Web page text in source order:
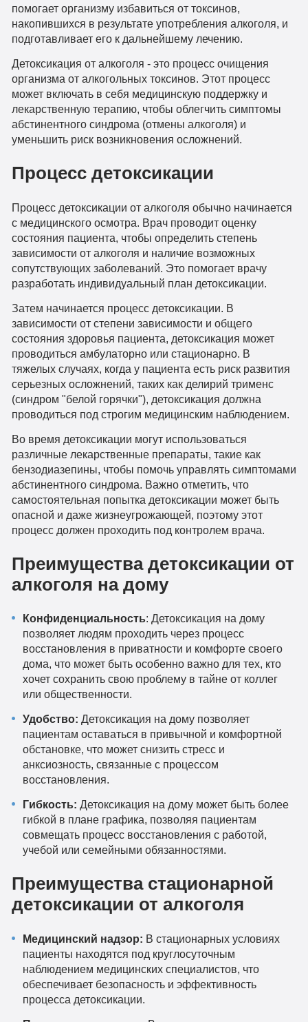
помогает организму избавиться от токсинов,
накопившихся в результате употребления алкоголя, и
подготавливает его к дальнейшему лечению.
Детоксикация от алкоголя - это процесс очищения
организма от алкогольных токсинов. Этот процесс
может включать в себя медицинскую поддержку и
лекарственную терапию, чтобы облегчить симптомы
абстинентного синдрома (отмены алкоголя) и
уменьшить риск возникновения осложнений.
Процесс детоксикации
Процесс детоксикации от алкоголя обычно начинается
с медицинского осмотра. Врач проводит оценку
состояния пациента, чтобы определить степень
зависимости от алкоголя и наличие возможных
сопутствующих заболеваний. Это помогает врачу
разработать индивидуальный план детоксикации.
Затем начинается процесс детоксикации. В
зависимости от степени зависимости и общего
состояния здоровья пациента, детоксикация может
проводиться амбулаторно или стационарно. В
тяжелых случаях, когда у пациента есть риск развития
серьезных осложнений, таких как делирий трименс
(синдром "белой горячки"), детоксикация должна
проводиться под строгим медицинским наблюдением.
Во время детоксикации могут использоваться
различные лекарственные препараты, такие как
бензодиазепины, чтобы помочь управлять симптомами
абстинентного синдрома. Важно отметить, что
самостоятельная попытка детоксикации может быть
опасной и даже жизнеугрожающей, поэтому этот
процесс должен проходить под контролем врача.
Преимущества детоксикации от
алкоголя на дому
Конфиденциальность: Детоксикация на дому
позволяет людям проходить через процесс
восстановления в приватности и комфорте своего
дома, что может быть особенно важно для тех, кто
хочет сохранить свою проблему в тайне от коллег
или общественности.
Удобство: Детоксикация на дому позволяет
пациентам оставаться в привычной и комфортной
обстановке, что может снизить стресс и
анксиозность, связанные с процессом
восстановления.
Гибкость: Детоксикация на дому может быть более
гибкой в плане графика, позволяя пациентам
совмещать процесс восстановления с работой,
учебой или семейными обязанностями.
Преимущества стационарной
детоксикации от алкоголя
Медицинский надзор: В стационарных условиях
пациенты находятся под круглосуточным
наблюдением медицинских специалистов, что
обеспечивает безопасность и эффективность
процесса детоксикации.